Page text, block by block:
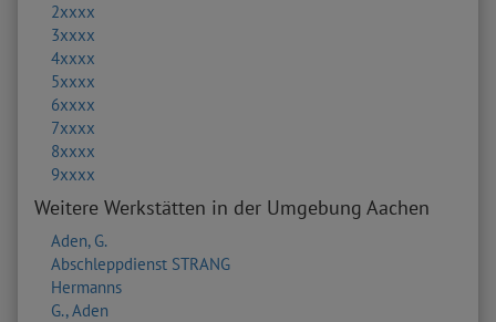
2xxxx
3xxxx
4xxxx
5xxxx
6xxxx
7xxxx
8xxxx
9xxxx
Weitere Werkstätten in der Umgebung Aachen
Aden, G.
Abschleppdienst STRANG
Hermanns
G., Aden